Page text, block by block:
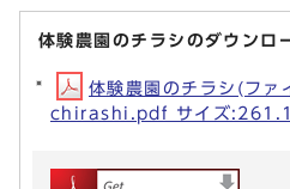
体験農園のチラシのダウンロ
体験農園のチラシ(フ
chirashi.pdf サイズ